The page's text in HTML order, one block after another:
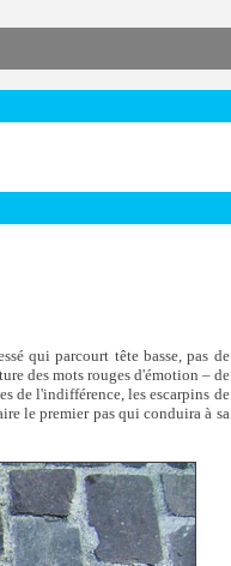
qui parcourt tête basse, pas de
des mots rouges d'émotion – de
de l'indifférence, les escarpins de
le premier pas qui conduira à sa